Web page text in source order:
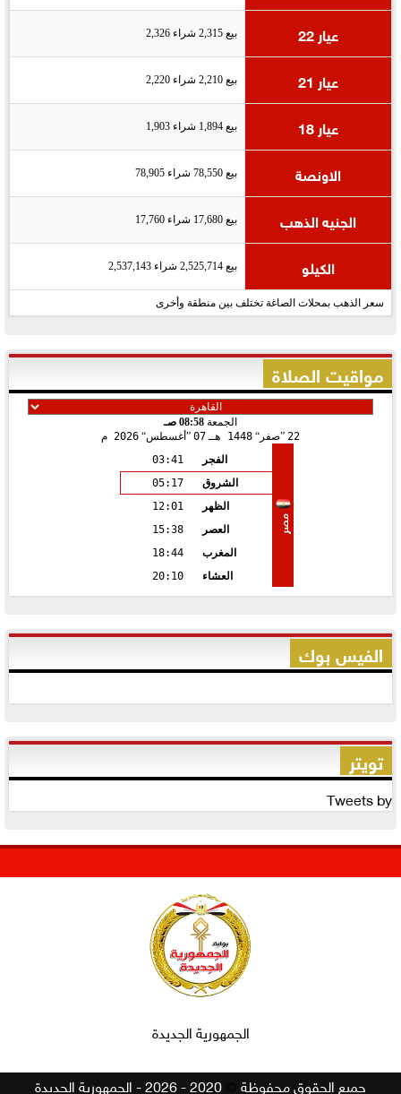
عيار 22 بيع 2,315 شراء 2,326
عيار 21 بيع 2,210 شراء 2,220
عيار 18 بيع 1,894 شراء 1,903
الاونصة بيع 78,550 شراء 78,905
الجنيه الذهب بيع 17,680 شراء 17,760
الكيلو بيع 2,525,714 شراء 2,537,143
سعر الذهب بمحلات الصاغة تختلف بين منطقة وأخرى
مواقيت الصلاة
الجمعة 08:58 صـ
22 صفر 1448 هـ 07 أغسطس 2026 م
مصر
الفجر
03:41
الشروق
05:17
الظهر
12:01
العصر
15:38
المغرب
18:44
العشاء
20:10
الفيس بوك
تويتر
Tweets by
الجمهورية الجديدة
جميع الحقوق محفوظة